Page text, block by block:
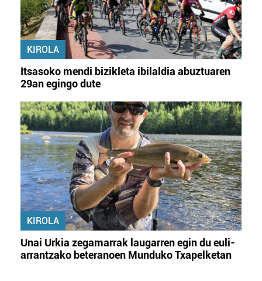
KIROLA
Itsasoko mendi bizikleta ibilaldia abuztuaren
29an egingo dute
KIROLA
Unai Urkia zegamarrak laugarren egin du euli-
arrantzako beteranoen Munduko Txapelketan